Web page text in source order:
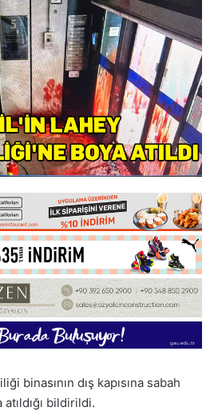
binasının dış kapısına sabah
atıldığı bildirildi.